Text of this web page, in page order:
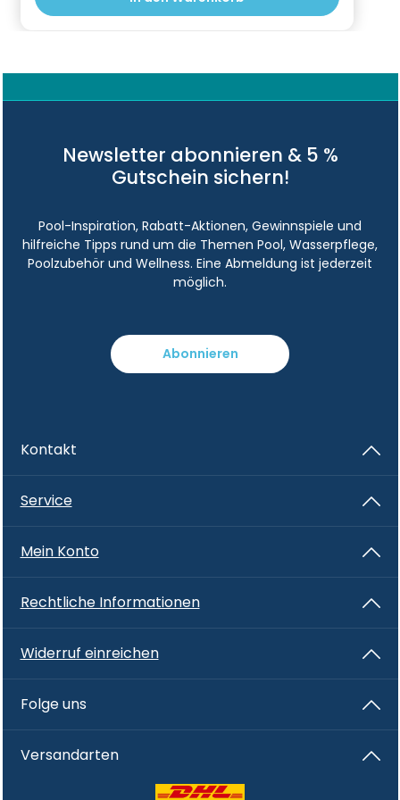
Newsletter abonnieren & 5 %
Gutschein sichern!
Pool-Inspiration, Rabatt-Aktionen, Gewinnspiele und
hilfreiche Tipps rund um die Themen Pool, Wasserpflege,
Poolzubehör und Wellness. Eine Abmeldung ist jederzeit
möglich.
Abonnieren
Kontakt
Service
Mein Konto
Rechtliche Informationen
Widerruf einreichen
Folge uns
Versandarten